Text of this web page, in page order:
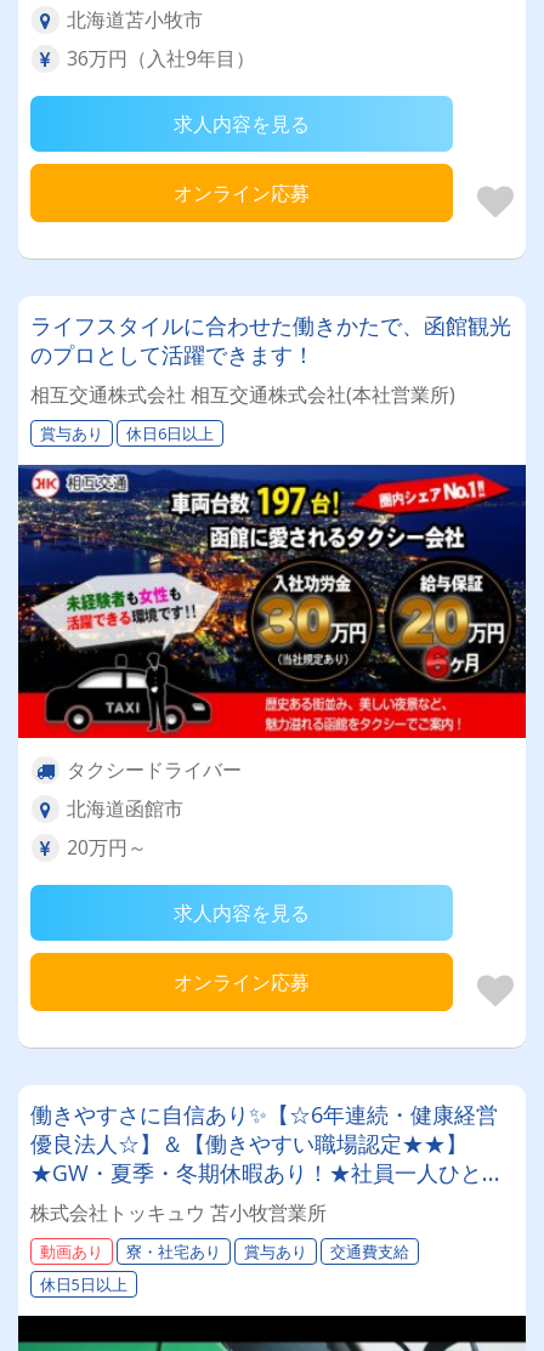
北海道苫小牧市
36万円（入社9年目）
求人内容を見る
オンライン応募
ライフスタイルに合わせた働きかたで、函館観光
のプロとして活躍できます！
相互交通株式会社 相互交通株式会社(本社営業所)
賞与あり 休日6日以上
タクシードライバー
北海道函館市
20万円～
求人内容を見る
オンライン応募
働きやすさに自信あり✨【☆6年連続・健康経営
優良法人☆】＆【働きやすい職場認定★★】
★GW・夏季・冬期休暇あり！★社員一人ひとり
を大切にする昭和34年設立の安定企業！＜未経験
者も大歓迎！トレーラードライバー＞
株式会社トッキュウ 苫小牧営業所
動画あり 寮・社宅あり 賞与あり
交通費支給
休日5日以上